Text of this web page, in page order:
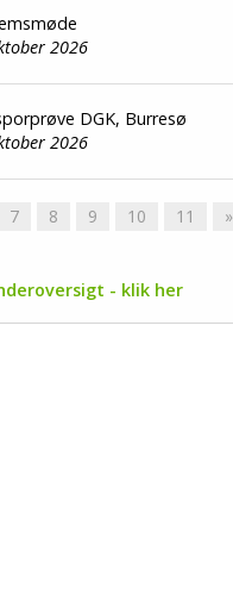
2026
DGK, Burresø
2026
7 8 9 10 11 »
- klik her